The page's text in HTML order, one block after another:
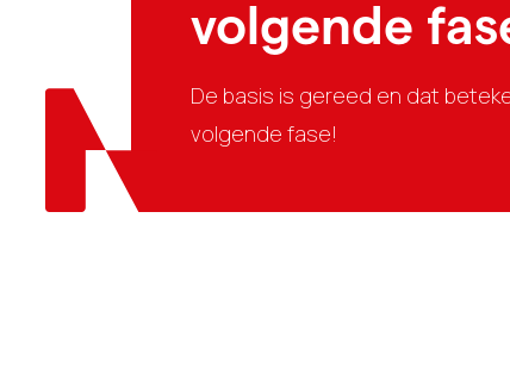
volgende
De basis is gereed en dat
volgende fase!